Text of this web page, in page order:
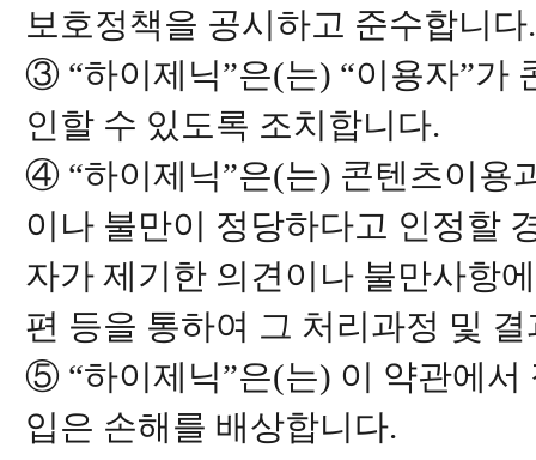
보호정책을 공시하고 준수합니다.
③ “하이제닉”은(는) “이용자”가
인할 수 있도록 조치합니다.
④ “하이제닉”은(는) 콘텐츠이용
이나 불만이 정당하다고 인정할
자가 제기한 의견이나 불만사항
편 등을 통하여 그 처리과정 및
⑤ “하이제닉”은(는) 이 약관에서
입은 손해를 배상합니다.